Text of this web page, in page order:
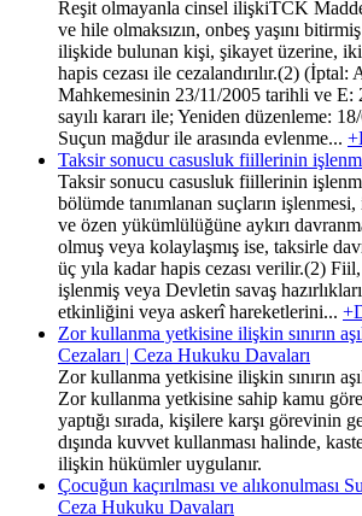
Reşit olmayanla cinsel ilişkiTCK
ve hile olmaksızın, onbeş yaşını
ilişkide bulunan kişi, şikayet üzerine, iki
hapis cezası ile cezalandırılır.(2) (İptal:
Mahkemesinin 23/11/2005 tarihli ve
sayılı kararı ile; Yeniden düzenleme:
Suçun mağdur ile arasında evlenme...
Taksir sonucu casusluk fiillerinin
Taksir sonucu casusluk fiillerinin
bölümde tanımlanan suçların
ve özen yükümlülüğüne aykırı
olmuş veya kolaylaşmış ise, taksirle
üç yıla kadar hapis cezası verilir.(2) Fiil,
işlenmiş veya Devletin savaş
etkinliğini veya askerî hareketlerini...
Zor kullanma yetkisine ilişkin sınırın
Cezaları | Ceza Hukuku Davaları
Zor kullanma yetkisine ilişkin sınırın
Zor kullanma yetkisine sahip kamu
yaptığı sırada, kişilere karşı görevinin
dışında kuvvet kullanması halinde,
ilişkin hükümler uygulanır.
Çocuğun kaçırılması ve alıkonulması
Ceza Hukuku Davaları